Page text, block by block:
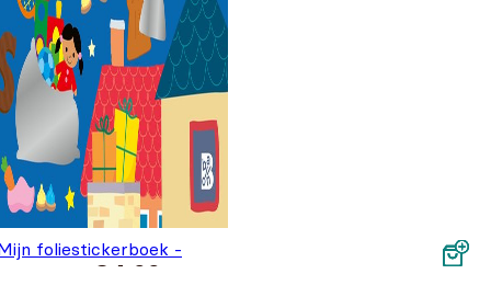
foliestickerboek -
€ 4,99